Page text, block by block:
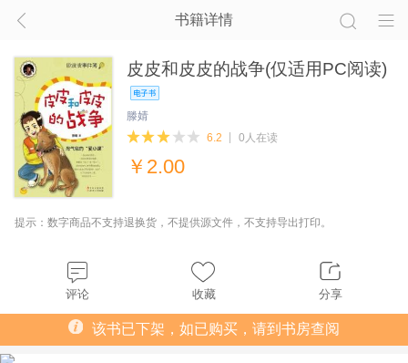
书籍详情
皮皮和皮皮的战争(仅适用PC阅读)
滕婧
6.2
0人在读
￥ 2.00
提示：数字商品不支持退换货，不提供源文件，不支持导出打印。
评论 收藏 分享
该书已下架，如已购买，请到书房查阅